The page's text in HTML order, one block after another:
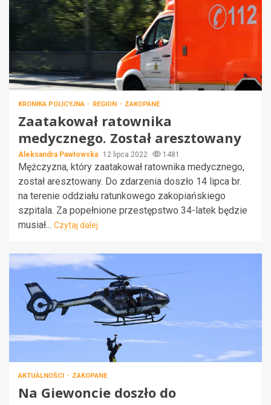
KRONIKA POLICYJNA REGION ZAKOPANE
Zaatakował ratownika
medycznego. Został aresztowany
Aleksandra Pawłowska 12 lipca 2022 1481
Mężczyzna, który zaatakował ratownika medycznego,
został aresztowany. Do zdarzenia doszło 14 lipca br.
na terenie oddziału ratunkowego zakopiańskiego
szpitala. Za popełnione przestępstwo 34-latek będzie
musiał... Czytaj dalej
AKTUALNOŚCI ZAKOPANE
Na Giewoncie doszło do